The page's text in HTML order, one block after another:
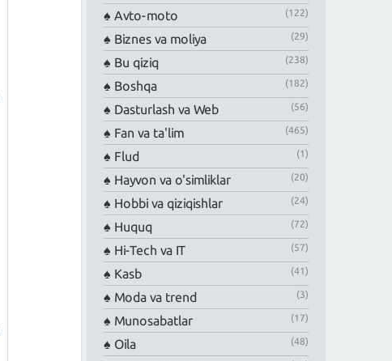
Avto-moto
(122)
Biznes va moliya (29)
Bu qiziq (238)
Boshqa (182)
Dasturlash va Web (56)
Fan va ta'lim (465)
Flud (1)
Hayvon va o'simliklar (20)
Hobbi va qiziqishlar (24)
Huquq (72)
Hi-Tech va IT (57)
Kasb (41)
Moda va trend (3)
Munosabatlar (17)
Oila (48)